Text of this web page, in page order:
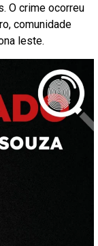
O crime ocorreu
comunidade
leste.